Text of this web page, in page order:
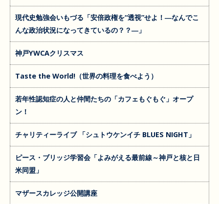
現代史勉強会いもづる「安倍政権を“透視”せよ！―なんでこ
んな政治状況になってきているの？？―」
神戸YWCAクリスマス
Taste the World!（世界の料理を食べよう）
若年性認知症の人と仲間たちの「カフェもぐもぐ」オープ
ン！
チャリティーライブ 「シュトウケンイチ BLUES NIGHT」
ピース・ブリッジ学習会「よみがえる最前線～神戸と核と日
米同盟」
マザースカレッジ公開講座